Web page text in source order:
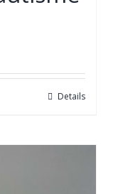
Details